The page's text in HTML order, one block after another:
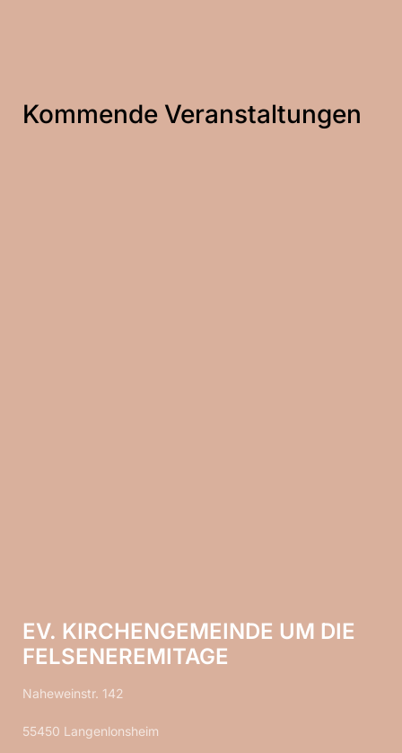
Kommende Veranstaltungen
EV. KIRCHENGEMEINDE UM DIE
FELSENEREMITAGE
Naheweinstr. 142
55450 Langenlonsheim